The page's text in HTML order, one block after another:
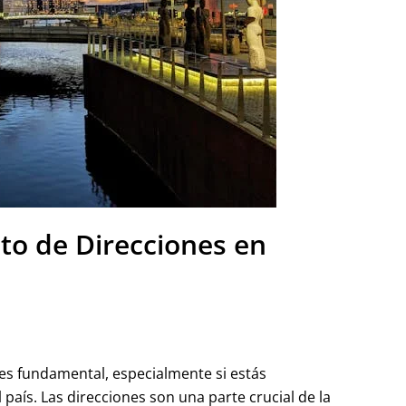
de Direcciones en
fundamental, especialmente si estás
Las direcciones son una parte crucial de la